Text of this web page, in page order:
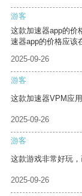
游客
这款加速器app的价
速器app的价格应该
2025-09-26
游客
这款加速器VPM应
2025-09-26
游客
这款游戏非常好玩，
2025-09-26